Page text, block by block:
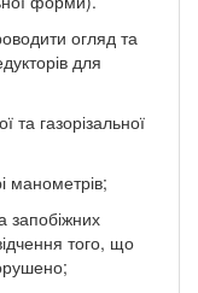
огляд та
для
та газорізальної
манометрів;
запобіжних
того, що